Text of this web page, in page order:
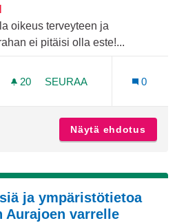
oikeus terveyteen ja
ei pitäisi olla este!...
20 20 SEURAAJAA
SEURAA
0
Näytä ehdotus
ja ympäristötietoa
Aurajoen varrelle